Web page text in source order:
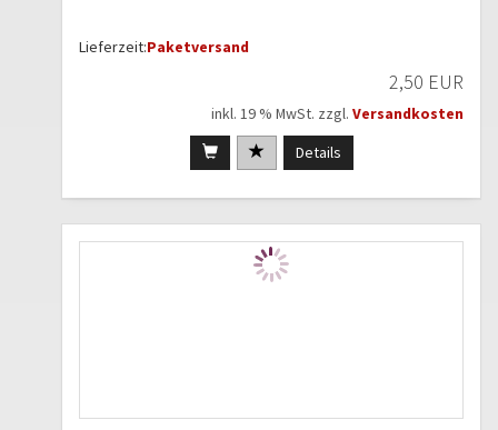
Lieferzeit:Paketversand
2,50 EUR
inkl. 19 % MwSt. zzgl. Versandkosten
Details